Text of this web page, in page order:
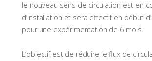
le nouveau sens de circulation est en
d’installation et sera effectif en début
pour une expérimentation de 6 mois.
L’objectif est de réduire le flux de